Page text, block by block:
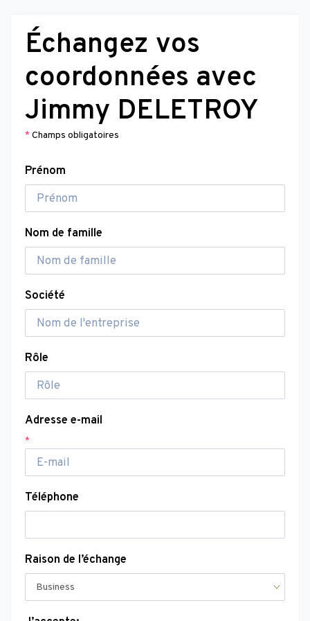
Échangez vos
coordonnées avec
Jimmy DELETROY
*Champs obligatoires
Prénom
Nom de famille
Société
Rôle
Adresse e-mail
*
Téléphone
Raison de l’échange